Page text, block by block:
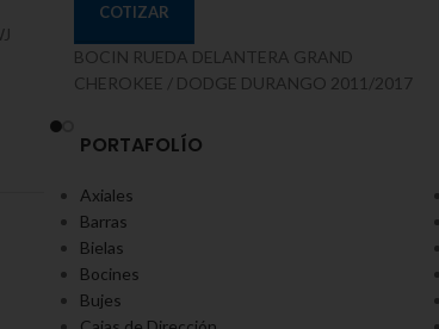
COTIZAR
BOCIN RUEDA DELANTERA GRAND
CHEROKEE / DODGE DURANGO 2011/2017
PORTAFOLÍO
Axiales
Barras
Bielas
Bocines
Bujes